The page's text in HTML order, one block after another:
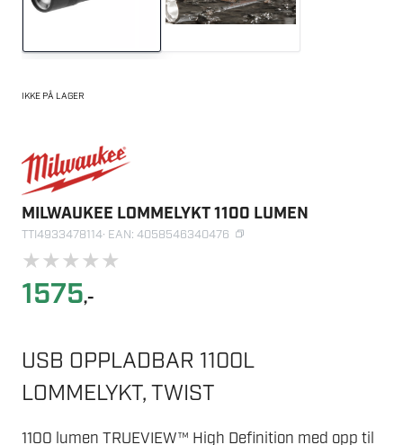
IKKE PÅ LAGER
MILWAUKEE LOMMELYKT 1100 LUMEN
TTI4933478114· EAN: 4058546340476
★★★★★
1575,-
USB OPPLADBAR 1100L
LOMMELYKT, TWIST
1100 lumen TRUEVIEW™ High Definition med opp til